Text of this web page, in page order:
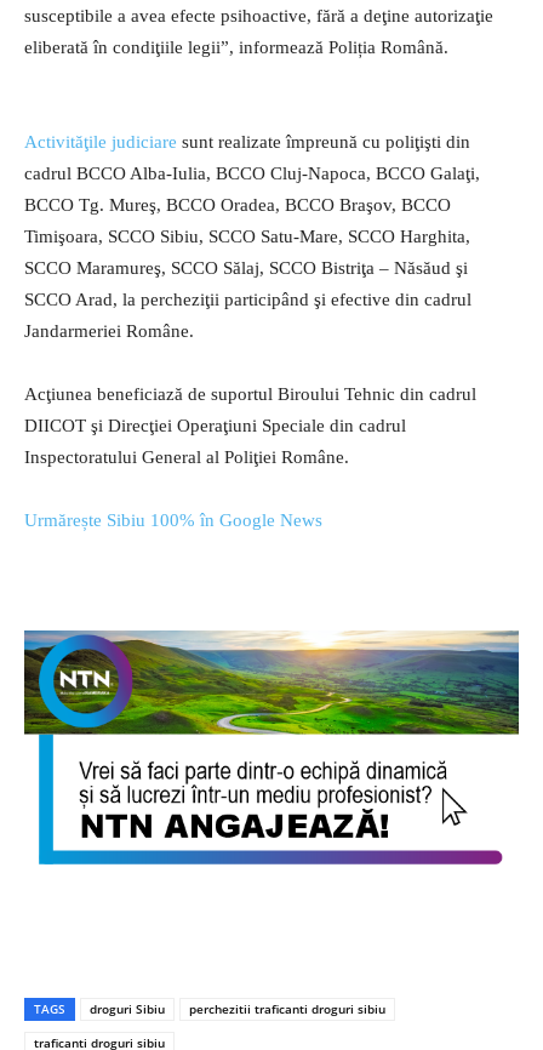
susceptibile a avea efecte psihoactive, fără a deţine autorizaţie
eliberată în condiţiile legii”, informează Poliția Română.
Activităţile judiciare sunt realizate împreună cu poliţişti din
cadrul BCCO Alba-Iulia, BCCO Cluj-Napoca, BCCO Galaţi,
BCCO Tg. Mureş, BCCO Oradea, BCCO Braşov, BCCO
Timişoara, SCCO Sibiu, SCCO Satu-Mare, SCCO Harghita,
SCCO Maramureş, SCCO Sălaj, SCCO Bistriţa – Năsăud şi
SCCO Arad, la percheziţii participând şi efective din cadrul
Jandarmeriei Române.
Acţiunea beneficiază de suportul Biroului Tehnic din cadrul
DIICOT şi Direcţiei Operaţiuni Speciale din cadrul
Inspectoratului General al Poliţiei Române.
Urmărește Sibiu 100% în Google News
TAGS droguri Sibiu
perchezitii traficanti droguri sibiu
traficanti droguri sibiu